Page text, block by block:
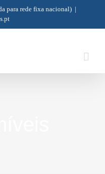
para rede fixa nacional) |